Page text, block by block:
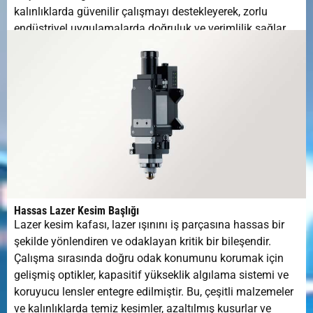
kalınlıklarda güvenilir çalışmayı destekleyerek, zorlu
endüstriyel uygulamalarda doğruluk ve verimlilik sağlar.
Hassas Lazer Kesim Başlığı
Lazer kesim kafası, lazer ışınını iş parçasına hassas bir
şekilde yönlendiren ve odaklayan kritik bir bileşendir.
Çalışma sırasında doğru odak konumunu korumak için
gelişmiş optikler, kapasitif yükseklik algılama sistemi ve
koruyucu lensler entegre edilmiştir. Bu, çeşitli malzemeler
ve kalınlıklarda temiz kesimler, azaltılmış kusurlar ve